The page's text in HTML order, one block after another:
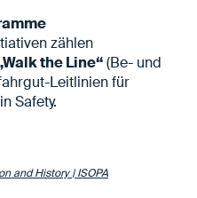
zählen
the Line“(Be- und
Leitlinien für
Safety.
and History | ISOPA